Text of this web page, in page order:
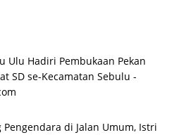
Ulu Hadiri Pembukaan Pekan
SD se-Kecamatan Sebulu -
Pengendara di Jalan Umum, Istri